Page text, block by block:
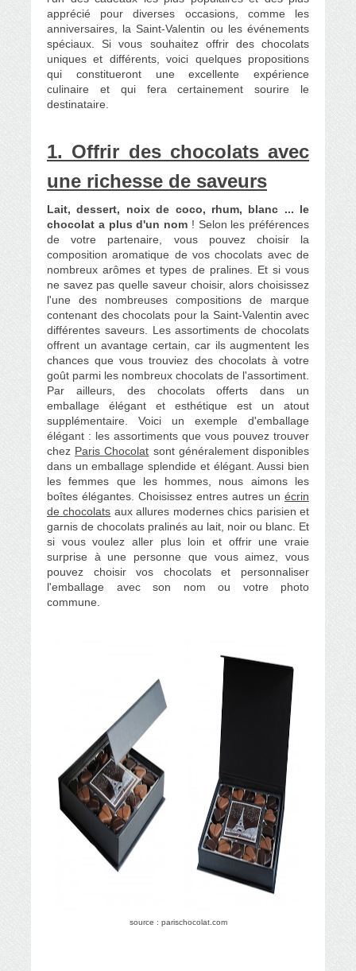
apprécié pour diverses occasions, comme les
anniversaires, la Saint-Valentin ou les événements
spéciaux. Si vous souhaitez offrir des chocolats
uniques et différents, voici quelques propositions
qui constitueront une excellente expérience
culinaire et qui fera certainement sourire le
destinataire
1. Offrir des chocolats avec
une richesse de saveurs
Lait, dessert, noix de coco, rhum, blanc ... le
chocolat a plus d'un nom ! Selon les préférences
de votre partenaire, vous pouvez choisir la
composition aromatique de vos chocolats avec de
nombreux arômes et types de pralines. Et si vous
ne savez pas quelle saveur choisir, alors choisissez
l'une des nombreuses compositions de marque
contenant des chocolats pour la Saint-Valentin avec
différentes saveurs. Les assortiments de chocolats
offrent un avantage certain, car ils augmentent les
chances que vous trouviez des chocolats à votre
goût parmi les nombreux chocolats de l'assortiment.
Par ailleurs, des chocolats offerts dans un
emballage élégant et esthétique est un atout
supplémentaire. Voici un exemple d'emballage
élégant : les assortiments que vous pouvez trouver
chez Paris Chocolat sont généralement disponibles
dans un emballage splendide et élégant. Aussi bien
les femmes que les hommes, nous aimons les
boîtes élégantes. Choisissez entres autres un écrin
de chocolats aux allures modernes chics parisien et
garnis de chocolats pralinés au lait, noir ou blanc. Et
si vous voulez aller plus loin et offrir une vraie
surprise à une personne que vous aimez, vous
pouvez choisir vos chocolats et personnaliser
l'emballage avec son nom ou votre photo
commune.
source : parischocolat.com